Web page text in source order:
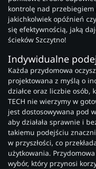
kontrolę nad
jakichkolwiek opóźnień
się efektywnością, jaką
ścieków Szczytno!
Indywidualne
Każda przydomowa
projektowana z myślą o
działce oraz liczbie osób,
TECH nie wierzymy w
jest dostosowywana pod
aby działała sprawnie i
takiemu podejściu
w przyszłości, co
użytkowania.
wybór, który przynosi